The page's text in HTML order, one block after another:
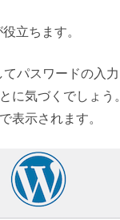
立ちます。
パスワードの入
に気づくでしょ
表示されます。